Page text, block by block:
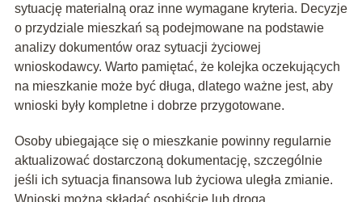
sytuację materialną oraz inne wymagane kryteria. Decyzje
o przydziale mieszkań są podejmowane na podstawie
analizy dokumentów oraz sytuacji życiowej
wnioskodawcy. Warto pamiętać, że kolejka oczekujących
na mieszkanie może być długa, dlatego ważne jest, aby
wnioski były kompletne i dobrze przygotowane.
Osoby ubiegające się o mieszkanie powinny regularnie
aktualizować dostarczoną dokumentację, szczególnie
jeśli ich sytuacja finansowa lub życiowa uległa zmianie.